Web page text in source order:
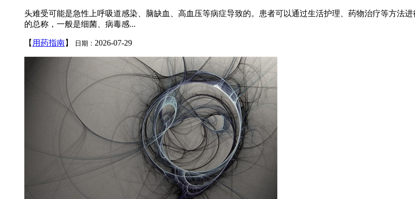
头难受可能是急性上呼吸道感染、脑缺血、高血压等病症导致的。患者可以通过生活护理、药物治疗等方法
的总称，一般是细菌、病毒感...
【 用药指南】 日期： 2026-07-29